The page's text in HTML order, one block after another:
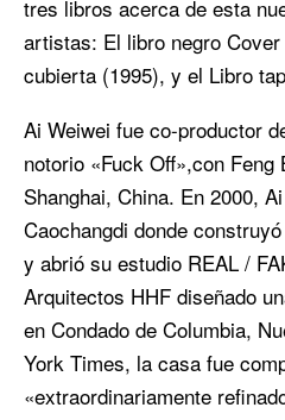
tres libros acerca de esta
artistas: El libro negro
cubierta (1995), y el Libro
Ai Weiwei fue co-productor
notorio «Fuck Off»,con Feng
Shanghai, China. En 2000,
Caochangdi donde
y abrió su estudio REAL /
Arquitectos HHF diseñado
en Condado de Columbia,
York Times, la casa fue
«extraordinariamente